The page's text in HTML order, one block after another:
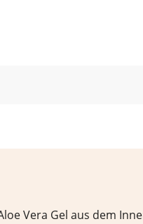
Vera Gel aus dem